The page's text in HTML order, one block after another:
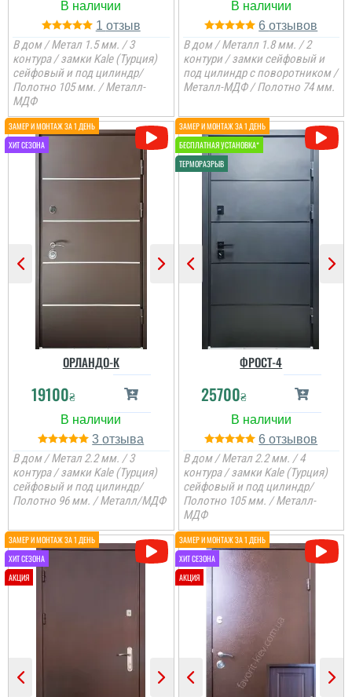
Коля
Не переплачуєш
посереднику і купуєш
двері напряму у
виробника, тому якщо
цінуєте свої кошти і вам
потрібні двері, то вам
сюди. ...
1
В дом / Метал 1.5 мм. / 3
контура / замки Kale (Турция)
сейфовый и под цилиндр/
Полотно 105 мм. / Металл-
МДФ
6
В дом / Металл 1.8 мм. / 2
контури / замки сейфовый и
под цилиндр с поворотником /
Металл-МДФ / Полотно 74 мм.
ОРЛАНДО-К
19100₴
3
В дом / Метал 2.2 мм. / 3
контура / замки Kale (Турция)
сейфовый и под цилиндр/
Полотно 96 мм. / Металл/МДФ
ФРОСТ-4
25700₴
6
В дом / Метал 2.2 мм. / 4
контура / замки Kale (Турция)
сейфовый и под цилиндр/
Полотно 105 мм. / Металл-
МДФ